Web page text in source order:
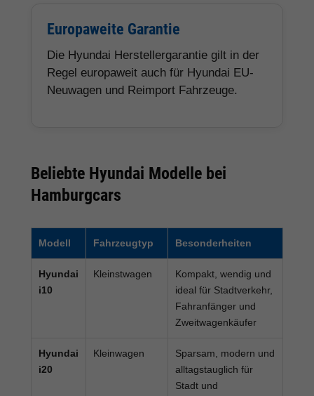
Europaweite Garantie
Die Hyundai Herstellergarantie gilt in der
Regel europaweit auch für Hyundai EU-
Neuwagen und Reimport Fahrzeuge.
Beliebte Hyundai Modelle bei
Hamburgcars
Modell Fahrzeugtyp Besonderheiten
Hyundai
i10
Kleinstwagen
Kompakt, wendig und
ideal für Stadtverkehr,
Fahranfänger und
Zweitwagenkäufer
Hyundai
i20
Kleinwagen
Sparsam, modern und
alltagstauglich für
Stadt und